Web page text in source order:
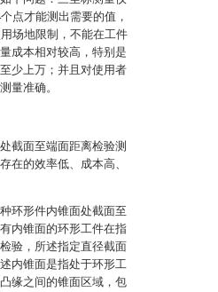
点才能测出需要的值，
场地限制，不能在工件
成本相对较高，特别是
少上万；并且对使用者
量准确。
截面至端面距离检验测
在的效率低、成本高、
环形件内锥面处截面至
内锥面的环形工件在指
验，所述指定直径截面
内锥面是指处于环形工
缘之间的锥面区域，包